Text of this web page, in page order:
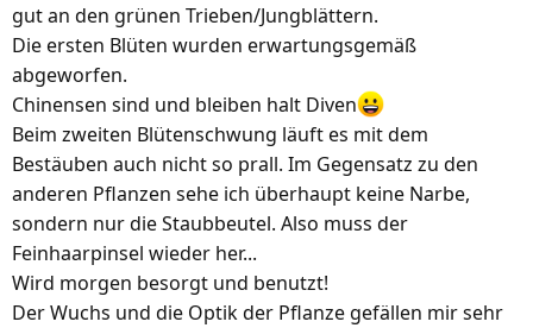
gut an den grünen Trieben/Jungblättern.
Die ersten Blüten wurden erwartungsgemäß
abgeworfen.
Chinensen sind und bleiben halt Diven
Beim zweiten Blütenschwung läuft es mit dem
Bestäuben auch nicht so prall. Im Gegensatz zu den
anderen Pflanzen sehe ich überhaupt keine Narbe,
sondern nur die Staubbeutel. Also muss der
Feinhaarpinsel wieder her...
Wird morgen besorgt und benutzt!
Der Wuchs und die Optik der Pflanze gefällen mir sehr